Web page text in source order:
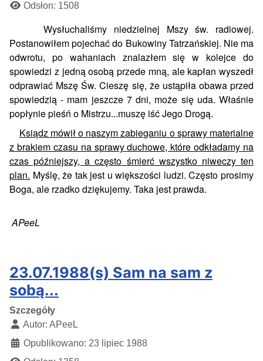
Odsłon: 1508
Wysłuchaliśmy niedzielnej Mszy św. radiowej.
Postanowiłem pojechać do Bukowiny Tatrzańskiej. Nie ma
odwrotu, po wahaniach znalazłem się w kolejce do
spowiedzi z jedną osobą przede mną, ale kapłan wyszedł
odprawiać Mszę Św. Cieszę się, że ustąpiła obawa przed
spowiedzią - mam jeszcze 7 dni, może się uda. Właśnie
popłynie pieśń o Mistrzu...muszę iść Jego Drogą.
Ksiądz mówił o naszym zabieganiu o sprawy materialne
z brakiem czasu na sprawy duchowe, które odkładamy na
czas późniejszy, a często śmierć wszystko niweczy ten
plan. Myślę, że tak jest u większości ludzi. Często prosimy
Boga, ale rzadko dziękujemy. Taka jest prawda.
APeeL
23.07.1988(s) Sam na sam z
sobą...
Szczegóły
Autor: APeeL
Opublikowano: 23 lipiec 1988